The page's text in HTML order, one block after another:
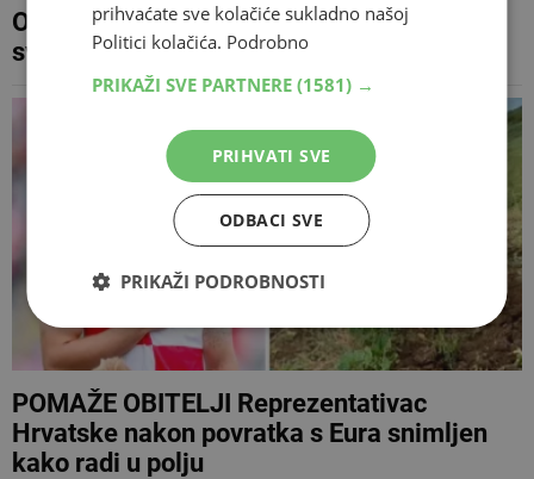
OBJAVIO HNS Hrvat najskuplji branič
svijeta
POMAŽE OBITELJI Reprezentativac
Hrvatske nakon povratka s Eura snimljen
kako radi u polju
prihvaćate sve kolačiće sukladno našoj
Politici kolačića. Podrobno
PRIKAŽI SVE PARTNERE (1581) →
PRIHVATI SVE
ODBACI SVE
PRIKAŽI PODROBNOSTI